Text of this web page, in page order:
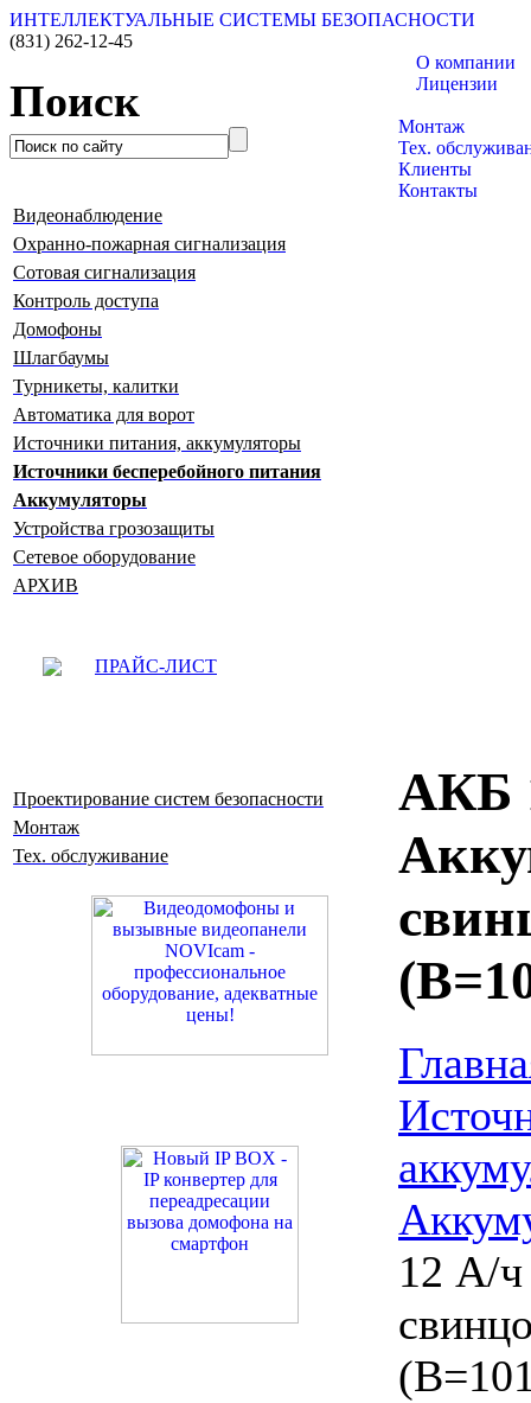
ИНТЕЛЛЕКТУАЛЬНЫЕ СИСТЕМЫ БЕЗОПАСНОСТИ
(831) 262-12-45
Поиск
О компании
Лицензии
Монтаж
Тех.
Клиенты
Контакты
Видеонаблюдение
Охранно-пожарная сигнализация
Сотовая сигнализация
Контроль доступа
Домофоны
Шлагбаумы
Турникеты, калитки
Автоматика для ворот
Источники питания, аккумуляторы
Источники бесперебойного питания
Аккумуляторы
Устройства грозозащиты
Сетевое оборудование
АРХИВ
ПРАЙС-ЛИСТ
Проектирование систем безопасности
Монтаж
Тех. обслуживание
АКБ
12 А/ч